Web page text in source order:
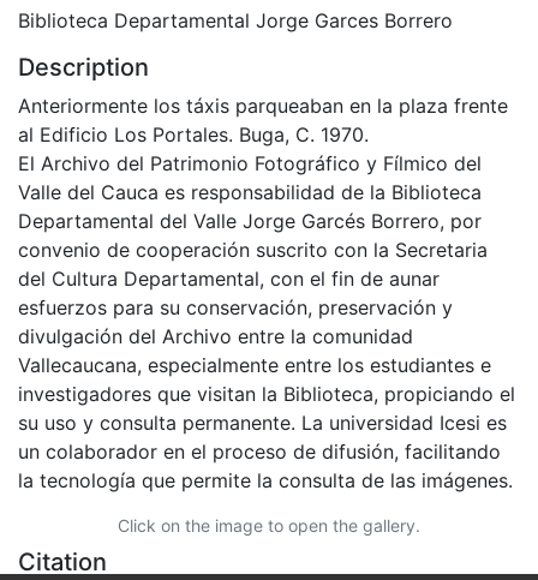
Biblioteca Departamental Jorge Garces Borrero
Description
Anteriormente los táxis parqueaban en la plaza frente
al Edificio Los Portales. Buga, C. 1970.
El Archivo del Patrimonio Fotográfico y Fílmico del
Valle del Cauca es responsabilidad de la Biblioteca
Departamental del Valle Jorge Garcés Borrero, por
convenio de cooperación suscrito con la Secretaria
del Cultura Departamental, con el fin de aunar
esfuerzos para su conservación, preservación y
divulgación del Archivo entre la comunidad
Vallecaucana, especialmente entre los estudiantes e
investigadores que visitan la Biblioteca, propiciando el
su uso y consulta permanente. La universidad Icesi es
un colaborador en el proceso de difusión, facilitando
la tecnología que permite la consulta de las imágenes.
Click on the image to open the gallery.
Citation